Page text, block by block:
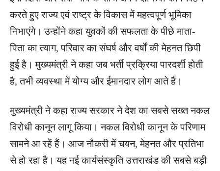
करते हुए राज्य एवं राष्ट्र के विकास में महत्वपूर्ण भूमिका
निभाएंगे। उन्होंने कहा युवकों की सफलता के पीछे माता-
पिता का त्याग, परिवार का संघर्ष और वर्षों की मेहनत छिपी
हुई है। मुख्यमंत्री ने कहा जब भर्ती प्रक्रिया पारदर्शी होती
है, तभी व्यवस्था में योग्य और ईमानदार लोग आते हैं।
मुख्यमंत्री ने कहा राज्य सरकार ने देश का सबसे सख्त नकल
विरोधी कानून लागू किया। नकल विरोधी कानून के परिणाम
सामने आ रहें हैं। आज नौकरी में चयन, मेहनत और प्रतिभा
से हो रहा है। यह नई कार्यसंस्कृति उत्तराखंड की सबसे बड़ी